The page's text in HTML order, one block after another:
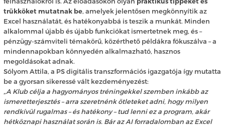
trükköket mutatnak be, amelyek jelentősen megkönnyítik az
Excel használatát, és hatékonyabbá is teszik a munkát. Minden
alkalommal újabb és újabb funkciókat ismertetnek meg, és –
pénzügy-számviteli témakörű, közérthető példákra fókuszálva – a
mindennapokban könnyedén alkalmazható, hasznos
megoldásokat adnak.
Sólyom Attila, a PS digitális transzformációs igazgatója így mutatta
be a gyorsan sikeressé vált kezdeményezést:
„A Klub célja a hagyományos tréningekkel szemben inkább az
ismeretterjesztés – arra szeretnénk ötleteket adni, hogy milyen
rendkívül rugalmas – és hatékony – tud lenni ez a program, akár
hétköznapi használat során is. Bár az AI forradalomban az Excel